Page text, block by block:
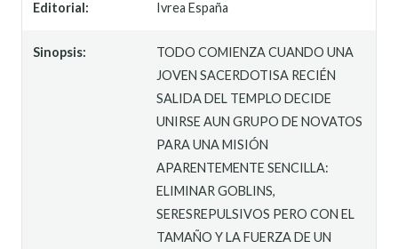
Editorial: Ivrea España
Sinopsis:
TODO COMIENZA CUANDO UNA
JOVEN SACERDOTISA RECIÉN
SALIDA DEL TEMPLO DECIDE
UNIRSE AUN GRUPO DE NOVATOS
PARA UNA MISIÓN
APARENTEMENTE SENCILLA:
ELIMINAR GOBLINS,
SERESREPULSIVOS PERO CON EL
TAMAÑO Y LA FUERZA DE UN